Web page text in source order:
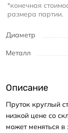
Диаметр
Металл
*конечная
размера партии.
Описание
Пруток круглый
низкой цене со
может меняться в